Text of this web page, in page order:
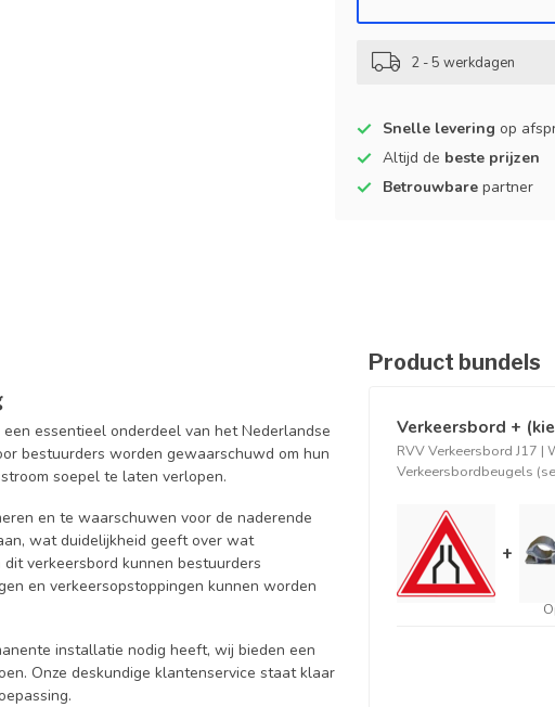
2 - 5 werkdagen
Snelle levering op
Altijd de beste prijzen
Betrouwbare partner
essentieel onderdeel van het Nederlandse
bestuurders worden gewaarschuwd om hun
soepel te laten verlopen.
en te waarschuwen voor de naderende
wat duidelijkheid geeft over wat
verkeersbord kunnen bestuurders
en verkeersopstoppingen kunnen worden
installatie nodig heeft, wij bieden een
Onze deskundige klantenservice staat klaar
Product bundels
Verkeersbord +
RVV Verkeersbord J17 |
Verkeersbordbeugels
+